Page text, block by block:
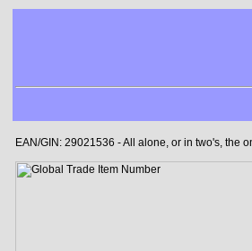
EAN/GIN: 29021536 - All alone, or in two's, the